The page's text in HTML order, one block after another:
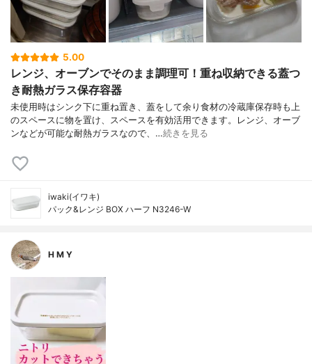
5.00
レンジ、オーブンでそのまま調理可！重ね収納できる蓋つ
き耐熱ガラス保存容器
未使用時はシンク下に重ね置き、蓋をして余り食材の冷蔵庫保存時も上
のスペースに物を置け、スペースを有効活用できます。レンジ、オーブ
ンなどが可能な耐熱ガラスなので、…続きを見る
iwaki(イワキ)
パック&レンジ BOX ハーフ N3246-W
H M Y